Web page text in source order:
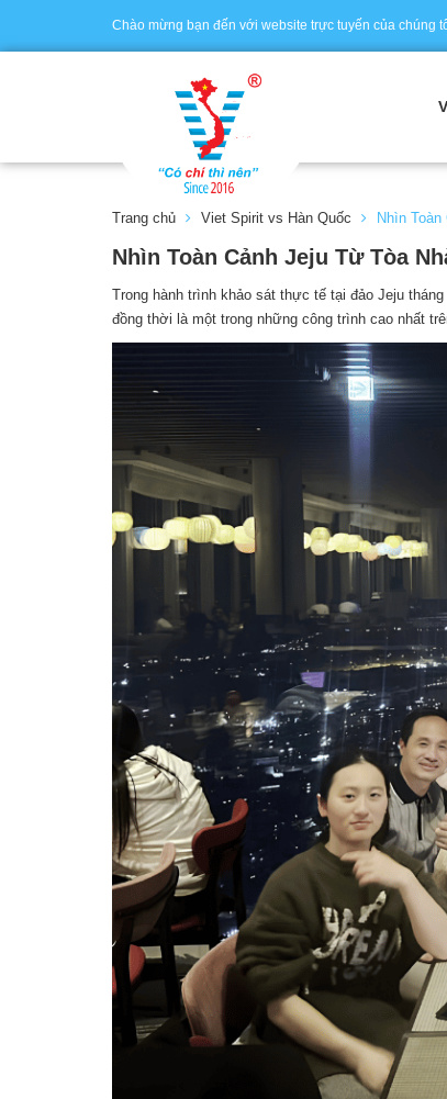
Chào mừng bạn đến với website trực tuyến của chúng
Trang chủ Viet Spirit vs Hàn Quốc Nhìn
Nhìn Toàn Cảnh Jeju Từ Tòa
Trong hành trình khảo sát thực tế tại đảo Jeju
đồng thời là một trong những công trình cao nhất